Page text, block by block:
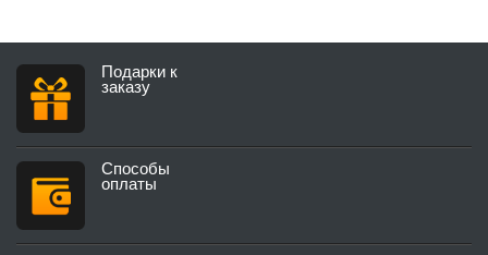
Подарки к
заказу
Способы
оплаты